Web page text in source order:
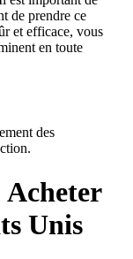
de prendre ce
et efficace, vous
en toute
des
Acheter
Unis